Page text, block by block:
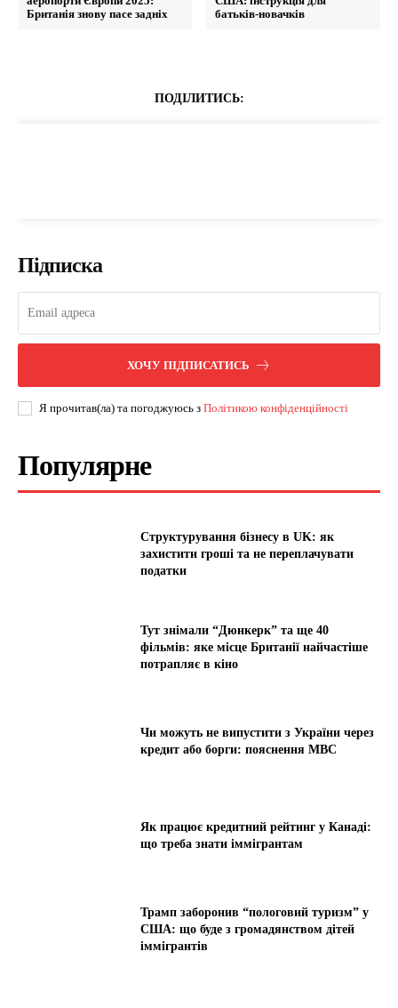
Британія знову пасе задніх
батьків-новачків
ПОДІЛИТИСЬ:
Підписка
ХОЧУ ПІДПИСАТИСЬ
Я прочитав(ла) та погоджуюсь з Політикою конфіденційності
Популярне
Структурування бізнесу в UK: як
захистити гроші та не переплачувати
податки
Тут знімали “Дюнкерк” та ще 40
фільмів: яке місце Британії найчастіше
потрапляє в кіно
Чи можуть не випустити з України через
кредит або борги: пояснення МВС
Як працює кредитний рейтинг у Канаді:
що треба знати іммігрантам
Трамп заборонив “пологовий туризм” у
США: що буде з громадянством дітей
іммігрантів